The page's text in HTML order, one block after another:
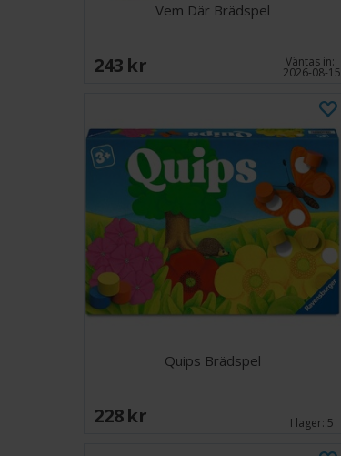
Vem Där Brädspel
243 SEK Väntas in:
2026-08-15
Quips Brädspel
228 SEK I lager: 5